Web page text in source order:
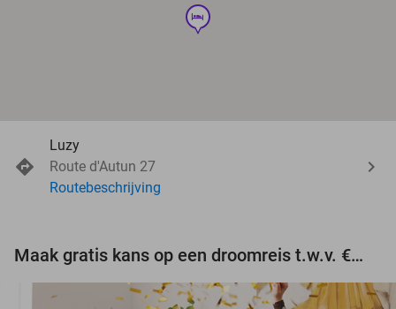
hotel
Luzy
Route d'Autun 27
Routebeschrijving
Maak gratis kans op een droomreis t.w.v. €3.000!